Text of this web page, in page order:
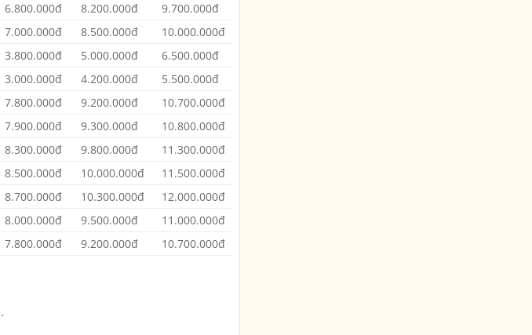
6.800.000đ 8.200.000đ
9.700.000đ
7.000.000đ 8.500.000đ
10.000.000đ
3.800.000đ 5.000.000đ
6.500.000đ
3.000.000đ 4.200.000đ
5.500.000đ
7.800.000đ 9.200.000đ
10.700.000đ
7.900.000đ 9.300.000đ
10.800.000đ
8.300.000đ 9.800.000đ
11.300.000đ
8.500.000đ 10.000.000đ
11.500.000đ
8.700.000đ 10.300.000đ
12.000.000đ
8.000.000đ 9.500.000đ
11.000.000đ
7.800.000đ 9.200.000đ 10.700.000đ